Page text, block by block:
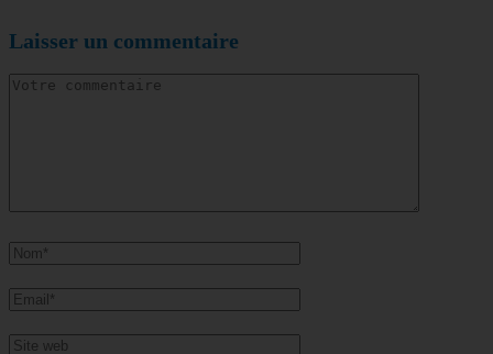
Laisser un commentaire